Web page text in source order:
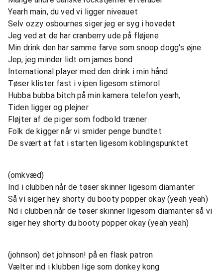
Yearh main, du ved vi ligger niveauet
Selv ozzy osbournes siger jeg er syg i hovedet
Jeg ved at de har cranberry ude på fløjene
Min drink den har samme farve som snoop dogg's øjne
Jep, jeg minder lidt om james bond
International player med den drink i min hånd
Tøser klister fast i vipen ligesom stimorol
Hubba bubba bitch på min kamera telefon yearh,
Tiden ligger og plejner
Fløjter af de piger som fodbold træner
Folk de kigger når vi smider penge bundtet
De svært at fat i starten ligesom koblingspunktet
(omkvæd)
Ind i clubben når de tøser skinner ligesom diamanter
Så vi siger hey shorty du booty popper okay (yeah yeah)
Nd i clubben når de tøser skinner ligesom diamanter så vi
siger hey shorty du booty popper okay (yeah yeah)
(johnson) det johnson! på en flask patron
Vælter ind i klubben lige som donkey kong